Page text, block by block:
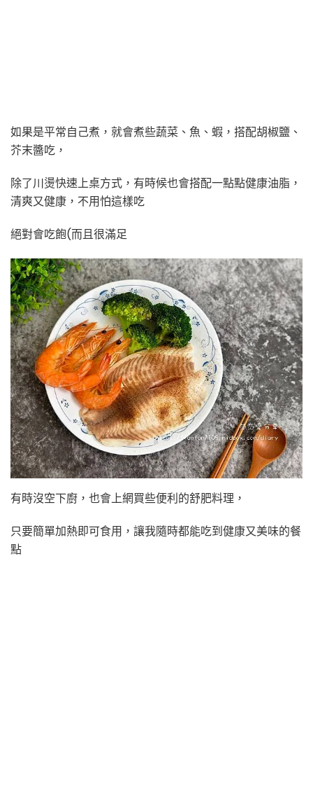
如果是平常自己煮，就會煮些蔬菜、魚、蝦，搭配胡椒鹽、
芥末醬吃，
除了川燙快速上桌方式，有時候也會搭配一點點健康油脂，
清爽又健康，不用怕這樣吃
絕對會吃飽(而且很滿足
有時沒空下廚，也會上網買些便利的舒肥料理，
只要簡單加熱即可食用，讓我隨時都能吃到健康又美味的餐
點